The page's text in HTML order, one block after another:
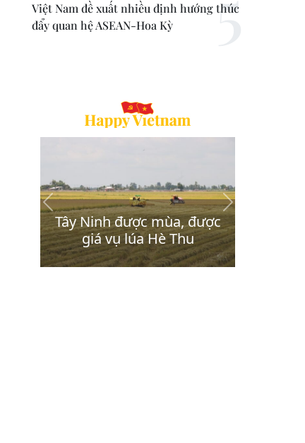
Việt Nam đề xuất nhiều định hướng thúc
đẩy quan hệ ASEAN-Hoa Kỳ